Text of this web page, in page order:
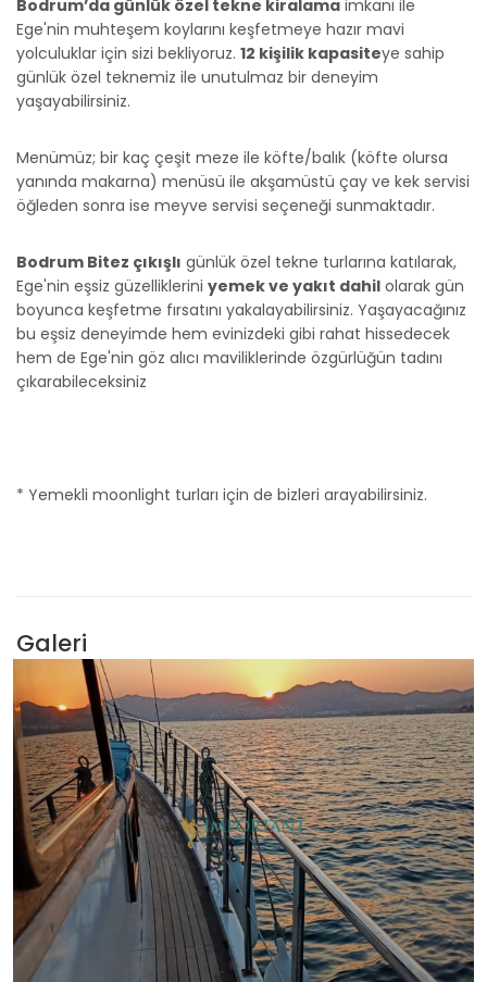
Bodrum’da günlük özel tekne kiralama imkanı ile
Ege'nin muhteşem koylarını keşfetmeye hazır mavi
yolculuklar için sizi bekliyoruz. 12 kişilik kapasiteye sahip
günlük özel teknemiz ile unutulmaz bir deneyim
yaşayabilirsiniz.
Menümüz; bir kaç çeşit meze ile köfte/balık (köfte olursa
yanında makarna) menüsü ile akşamüstü çay ve kek servisi
öğleden sonra ise meyve servisi seçeneği sunmaktadır.
Bodrum Bitez çıkışlı günlük özel tekne turlarına katılarak,
Ege'nin eşsiz güzelliklerini yemek ve yakıt dahil olarak gün
boyunca keşfetme fırsatını yakalayabilirsiniz. Yaşayacağınız
bu eşsiz deneyimde hem evinizdeki gibi rahat hissedecek
hem de Ege'nin göz alıcı maviliklerinde özgürlüğün tadını
çıkarabileceksiniz
* Yemekli moonlight turları için de bizleri arayabilirsiniz.
Galeri